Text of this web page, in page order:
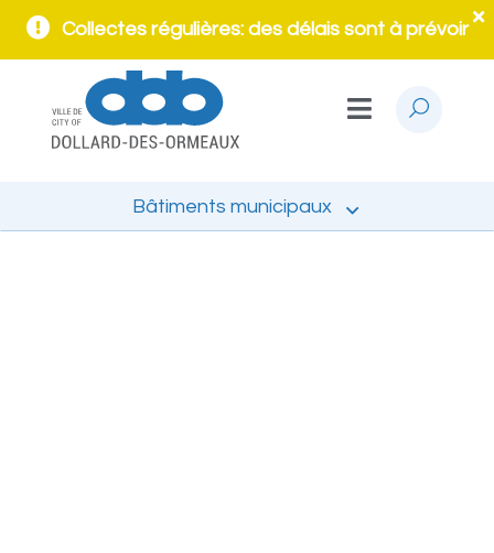
Collectes régulières: des délais sont à prévoir
Bâtiments municipaux